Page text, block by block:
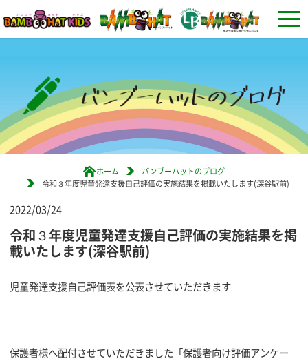
ホーム
バンブーハットのブログ
令和３年度児童発達支援自己評価の実施結果を掲載いたします(深谷駅前)
2022/03/24
令和３年度児童発達支援自己評価の実施結果を掲
載いたします(深谷駅前)
児童発達支援自己評価表を公表させていただきます
保護者様へ配付させていただきました「保護者向け評価アンケー